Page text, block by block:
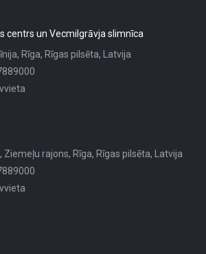
centrs un Vecmilgrāvja slimnīca
Rīga, Rīgas pilsēta, Latvija
rajons, Rīga, Rīgas pilsēta, Latvija